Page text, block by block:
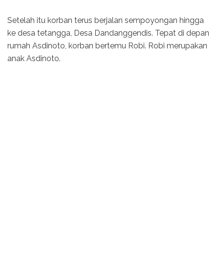
Setelah itu korban terus berjalan sempoyongan hingga
ke desa tetangga, Desa Dandanggendis. Tepat di depan
rumah Asdinoto, korban bertemu Robi. Robi merupakan
anak Asdinoto.